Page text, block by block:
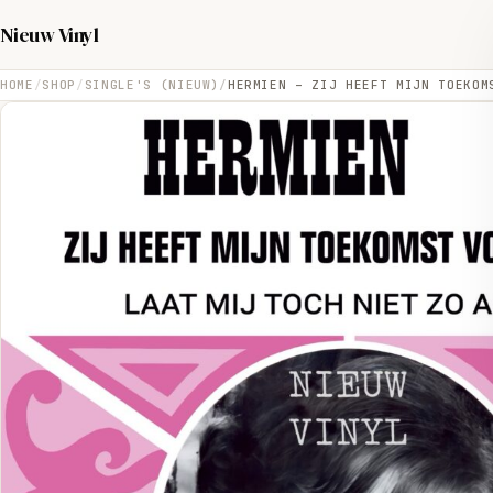
Nieuw Vinyl
HOME SHOP SINGLE'S (NIEUW) HERMIEN – ZIJ HEEFT MIJN